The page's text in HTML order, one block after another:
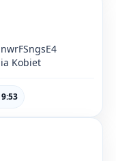
Kobiet